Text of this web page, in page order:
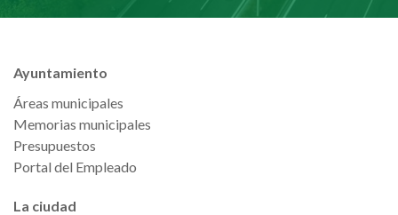
Ayuntamiento
Áreas municipales
Memorias municipales
Presupuestos
Portal del Empleado
La ciudad